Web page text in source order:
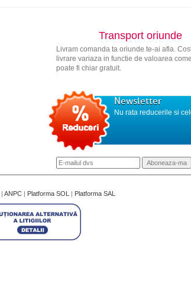
Transport oriunde
Livram comanda ta oriunde te-ai afla.
livrare variaza in functie de valoarea
poate fi chiar gratuit.
Newsletter
Nu rata reducerile si
| ANPC | Platforma SOL | Platforma SAL